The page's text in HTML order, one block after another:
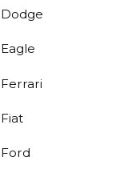
Dodge
Eagle
Ferrari
Fiat
Ford